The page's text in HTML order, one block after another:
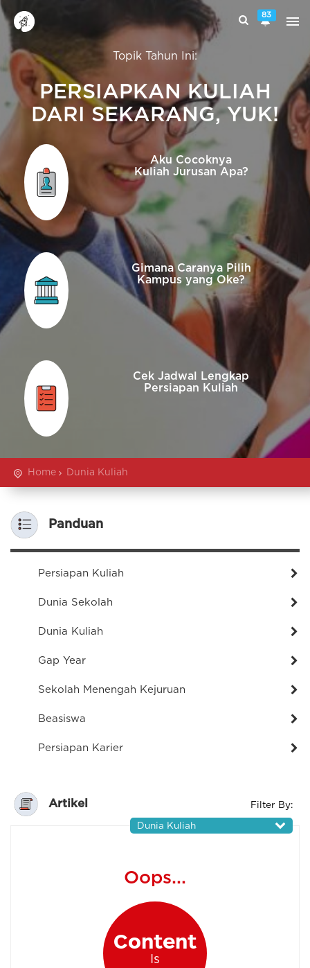
83
Topik Tahun Ini:
PERSIAPKAN KULIAH
DARI SEKARANG, YUK!
Aku Cocoknya
Kuliah Jurusan Apa?
Gimana Caranya Pilih
Kampus yang Oke?
Cek Jadwal Lengkap
Persiapan Kuliah
Home Dunia Kuliah
Panduan
Persiapan Kuliah
Dunia Sekolah
Dunia Kuliah
Gap Year
Sekolah Menengah Kejuruan
Beasiswa
Persiapan Karier
Artikel Filter By:
Dunia Kuliah
Oops...
Content
Is